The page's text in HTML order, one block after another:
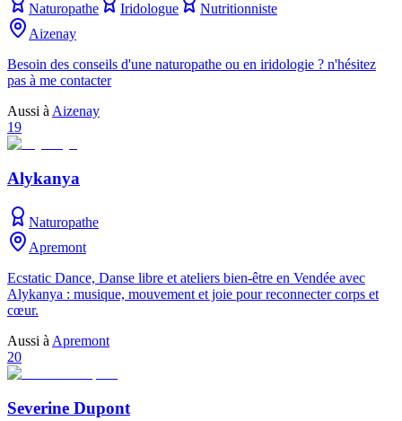
Naturopathe Iridologue
Nutritionniste
Aizenay
Besoin des conseils d'une naturopathe ou en iridologie ? n'hésitez
pas à me contacter
Aussi à Aizenay
19
Alykanya
Naturopathe
Apremont
Ecstatic Dance, Danse libre et ateliers bien-être en Vendée avec
Alykanya : musique, mouvement et joie pour reconnecter corps et
cœur.
Aussi à Apremont
20
Severine Dupont